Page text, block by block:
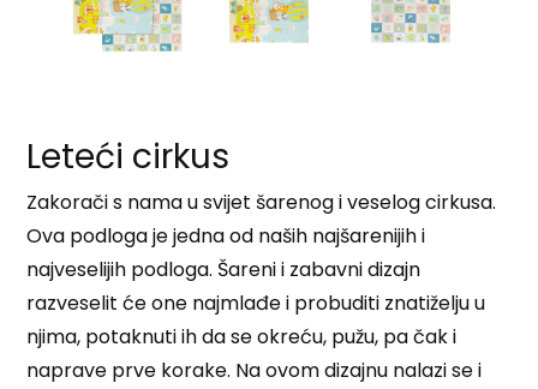
Leteći cirkus
Zakorači s nama u svijet šarenog i veselog cirkusa.
Ova podloga je jedna od naših najšarenijih i
najveselijih podloga. Šareni i zabavni dizajn
razveselit će one najmlađe i probuditi znatiželju u
njima, potaknuti ih da se okreću, pužu, pa čak i
naprave prve korake. Na ovom dizajnu nalazi se i